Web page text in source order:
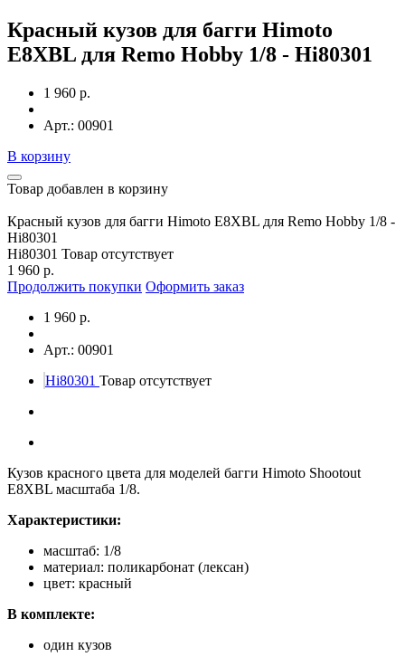
Красный кузов для багги Himoto
E8XBL для Remo Hobby 1/8 - Hi80301
1 960 р.
Арт.: 00901
В корзину
Товар добавлен в корзину
Красный кузов для багги Himoto E8XBL для Remo Hobby 1/8 -
Hi80301
Hi80301 Товар отсутствует
1 960 р.
Продолжить покупки Оформить заказ
1 960 р.
Арт.: 00901
Hi80301 Товар отсутствует
Кузов красного цвета для моделей багги Himoto Shootout
E8XBL масштаба 1/8.
Характеристики:
масштаб: 1/8
материал: поликарбонат (лексан)
цвет: красный
В комплекте:
один кузов